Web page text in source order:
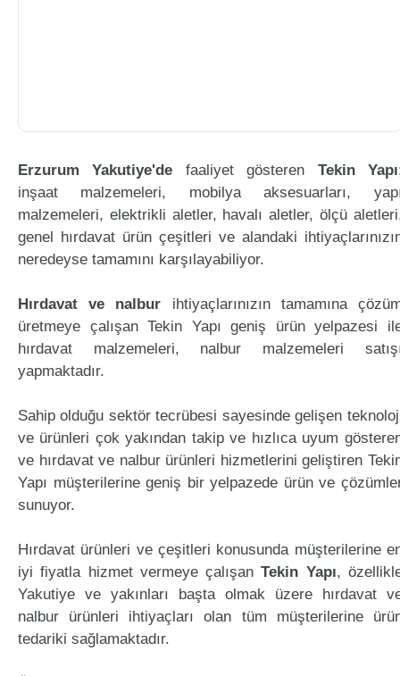
Erzurum Yakutiye'de faaliyet gösteren Tekin Yapı
inşaat malzemeleri, mobilya aksesuarları,
malzemeleri, elektrikli aletler, havalı aletler, ölçü
genel hırdavat ürün çeşitleri ve alandaki
neredeyse tamamını karşılayabiliyor.
Hırdavat ve nalbur ihtiyaçlarınızın tamamına
üretmeye çalışan Tekin Yapı geniş ürün yelpazesi
hırdavat malzemeleri, nalbur malzemeleri
yapmaktadır.
Sahip olduğu sektör tecrübesi sayesinde gelişen
ve ürünleri çok yakından takip ve hızlıca uyum
ve hırdavat ve nalbur ürünleri hizmetlerini geliştiren
Yapı müşterilerine geniş bir yelpazede ürün ve
sunuyor.
Hırdavat ürünleri ve çeşitleri konusunda müşterilerine
iyi fiyatla hizmet vermeye çalışanTekin Yapı,
Yakutiye ve yakınları başta olmak üzere hırdavat
nalbur ürünleri ihtiyaçları olan tüm müşterilerine
tedariki sağlamaktadır.